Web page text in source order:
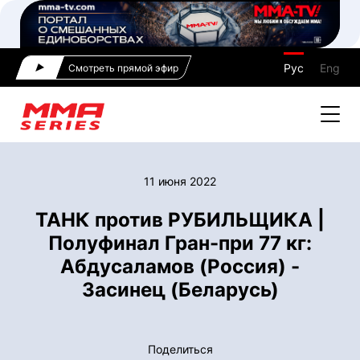
Смотреть прямой эфир Рус Eng
11 июня 2022
ТАНК против РУБИЛЬЩИКА |
Полуфинал Гран-при 77 кг:
Абдусаламов (Россия) -
Засинец (Беларусь)
Поделиться